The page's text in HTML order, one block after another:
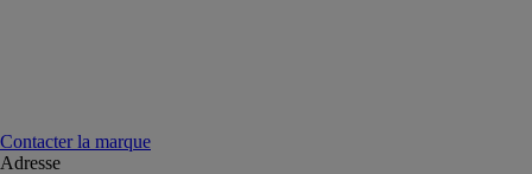
Contacter la marque
Adresse